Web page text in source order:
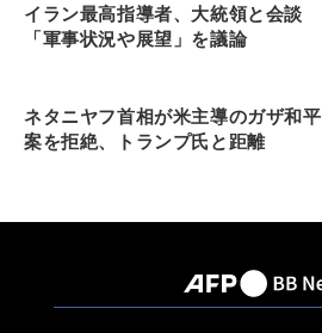
イラン最高指導者、大統領と会談
「軍事状況や展望」を議論
ネタニヤフ首相が米主導のガザ和平
案を拒絶、トランプ氏と距離